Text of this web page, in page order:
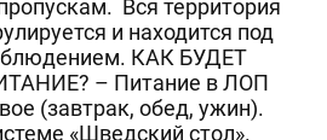
Вся территория
и находится под
КАК БУДЕТ
– Питание в ЛОП
(завтрак, обед, ужин).
«Шведский стол».